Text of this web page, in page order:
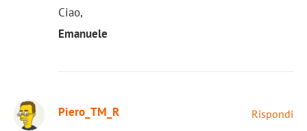
Ciao,
Emanuele
Piero_TM_R Rispondi